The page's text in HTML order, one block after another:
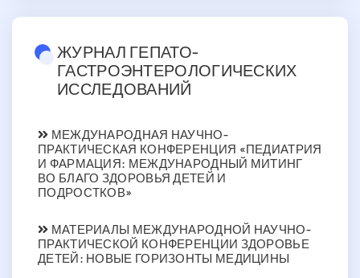
ЖУРНАЛ ГЕПАТО-
ГАСТРОЭНТЕРОЛОГИЧЕСКИХ
ИССЛЕДОВАНИЙ
МЕЖДУНАРОДНАЯ НАУЧНО-
ПРАКТИЧЕСКАЯ КОНФЕРЕНЦИЯ «ПЕДИАТРИЯ
И ФАРМАЦИЯ: МЕЖДУНАРОДНЫЙ МИТИНГ
ВО БЛАГО ЗДОРОВЬЯ ДЕТЕЙ И
ПОДРОСТКОВ»
МАТЕРИАЛЫ МЕЖДУНАРОДНОЙ НАУЧНО-
ПРАКТИЧЕСКОЙ КОНФЕРЕНЦИИ ЗДОРОВЬЕ
ДЕТЕЙ: НОВЫЕ ГОРИЗОНТЫ МЕДИЦИНЫ